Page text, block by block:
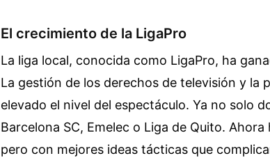
El crecimiento de la LigaPro
La liga local, conocida como LigaPro, ha
La gestión de los derechos de televisión y la
elevado el nivel del espectáculo. Ya no solo
Barcelona SC, Emelec o Liga de Quito.
pero con mejores ideas tácticas que